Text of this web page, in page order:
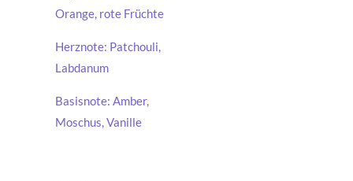
Orange, rote Früchte
Herznote: Patchouli,
Labdanum
Basisnote: Amber,
Moschus, Vanille